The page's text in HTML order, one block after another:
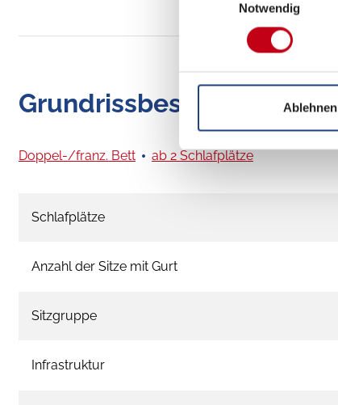
Notwendig
Ablehnen
Grundrissbeschreibung
Doppel-/franz. Bett ab 2 Schlafplätze
Schlafplätze
Anzahl der Sitze mit Gurt
Sitzgruppe
Infrastruktur